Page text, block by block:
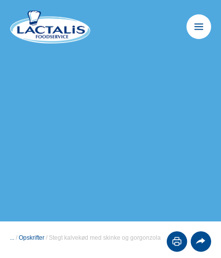
... / Opskrifter / Stegt kalvekød med skinke og gorgonzola